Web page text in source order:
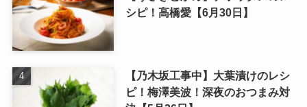
シピ！高橋愛【6月30日】
【乃木坂工事中】大葉漬けのレシ
ピ！梅澤美波！深夜のおつまみ対